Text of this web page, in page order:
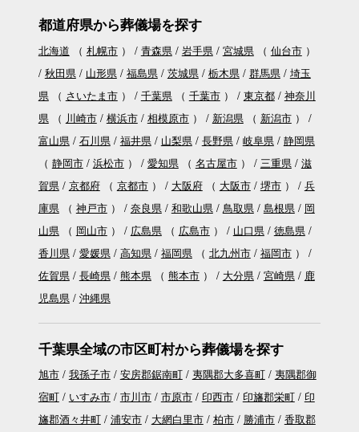
都道府県から葬儀場を探す
北海道 （ 札幌市） 青森県 岩手県 宮城県（ 仙台市）
秋田県
山形県 福島県 茨城県 栃木県 群馬県
埼玉
県（ さいたま市） 千葉県（ 千葉市） 東京都
神奈川
県（ 川崎市 横浜市 相模原市） 新潟県（ 新潟市）
富山県
石川県 福井県 山梨県 長野県 岐阜県
静岡県
（ 静岡市 浜松市） 愛知県（ 名古屋市） 三重県
滋
賀県
京都府（ 京都市） 大阪府（ 大阪市 堺市）
兵
庫県（ 神戸市） 奈良県 和歌山県 鳥取県 島根県
岡
山県（ 岡山市） 広島県（ 広島市） 山口県
徳島県
香川県
愛媛県 高知県 福岡県（ 北九州市 福岡市）
佐賀県
長崎県 熊本県（ 熊本市） 大分県 宮崎県
鹿
児島県
沖縄県
千葉県全域の市区町村から葬儀場を探す
旭市 我孫子市 安房郡鋸南町 夷隅郡大多喜町
夷隅郡御
宿町
いすみ市 市川市 市原市 印西市 印旛郡栄町
印
旛郡酒々井町
浦安市 大網白里市 柏市 勝浦市 香取郡